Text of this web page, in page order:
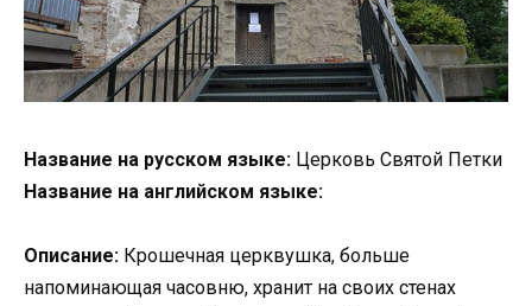
Название на русском языке: Церковь Святой Петки
Название на английском языке:
Описание: Крошечная церквушка, больше
напоминающая часовню, хранит на своих стенах